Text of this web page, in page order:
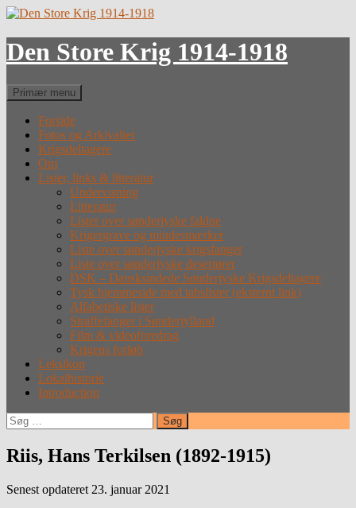
Hop
indhold
Den Store Krig 1914-1918
Søg
Primær menu
Forside
Fotos og Arkivalier
Krigsdeltagere
Om
Lister, links & litteratur
Undervisning
Litteratur
Lister over sønderjyske faldne
Krigergrave og mindesmærker
Liste over sønderjyske krigsfanger
Liste over sønderjyske desertører
DSK – Dansksindede Sønderjyske Krigsdeltagere
Tysk hjemmeside med tabslister (eksternt link)
Alfabetiske lister
Straffefanger i Sønderjylland
Film & videoforedrag
Krigens forløb
Leksikon
Lokalhistorie
Introduction
Søg
efter:
Riis, Hans Terkilsen (1892-1915)
Senest opdateret 23. januar 2021